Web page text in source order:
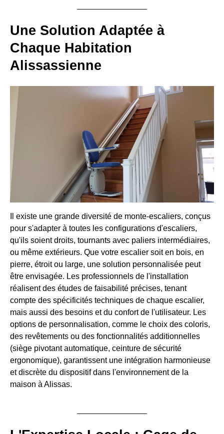
Une Solution Adaptée à
Chaque Habitation
Alissassienne
Il existe une grande diversité de monte-escaliers, conçus
pour s'adapter à toutes les configurations d'escaliers,
qu'ils soient droits, tournants avec paliers intermédiaires,
ou même extérieurs. Que votre escalier soit en bois, en
pierre, étroit ou large, une solution personnalisée peut
être envisagée. Les professionnels de l'installation
réalisent des études de faisabilité précises, tenant
compte des spécificités techniques de chaque escalier,
mais aussi des besoins et du confort de l'utilisateur. Les
options de personnalisation, comme le choix des coloris,
des revêtements ou des fonctionnalités additionnelles
(siège pivotant automatique, ceinture de sécurité
ergonomique), garantissent une intégration harmonieuse
et discrète du dispositif dans l'environnement de la
maison à Alissas.